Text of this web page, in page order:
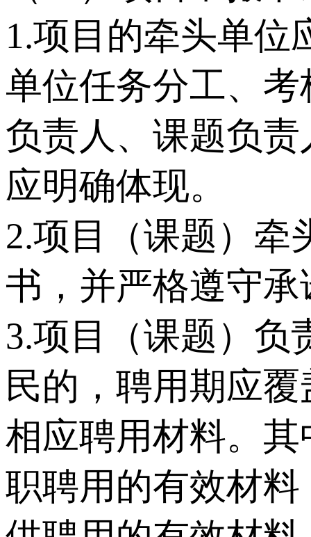
1.项目的牵头单位
单位任务分工、
负责人、课题负
应明确体现。
2.项目（课题）牵
书，并严格遵守承
3.项目（课题）负
民的，聘用期应
相应聘用材料。
职聘用的有效材